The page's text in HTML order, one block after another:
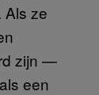
Als ze
zijn —
een